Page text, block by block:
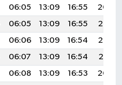
06:05 13:09 16:55
20:04
06:05 13:09 16:55
20:03
06:06 13:09 16:54
20:02
06:07 13:09 16:54
20:01
06:08 13:09 16:53
20:00